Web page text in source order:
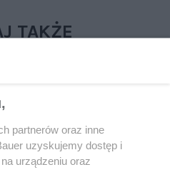
TAKŻE
partnerów oraz inne
uzyskujemy dostęp i
urządzeniu oraz